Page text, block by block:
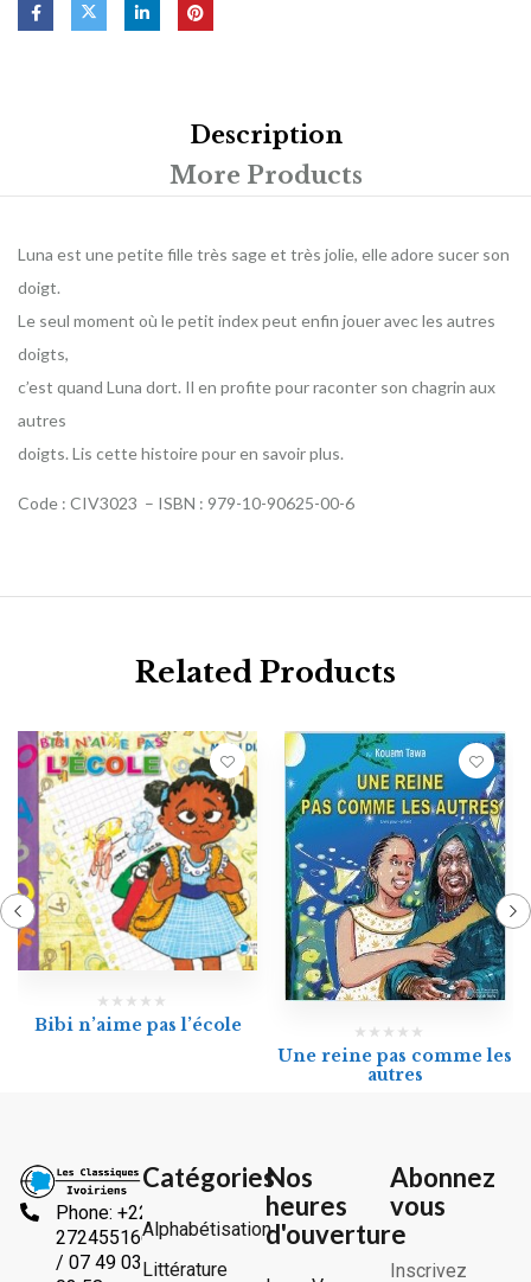
Description
More Products
Luna est une petite fille très sage et très jolie, elle adore sucer son
doigt.
Le seul moment où le petit index peut enfin jouer avec les autres
doigts,
c’est quand Luna dort. Il en profite pour raconter son chagrin aux
autres
doigts. Lis cette histoire pour en savoir plus.
Code : CIV3023 – ISBN : 979-10-90625-00-6
Related Products
Bibi n’aime pas l’école
Une reine pas comme les
autres
Phone: +225
2724551666
/ 07 49 03
Catégories
Alphabétisation
Littérature
Nos
heures
d'ouverture
Abonnez
vous
Inscrivez